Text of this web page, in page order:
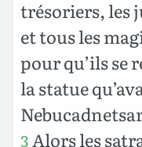
trésoriers, les
et tous les
pour qu’ils se
la statue
3Alors les